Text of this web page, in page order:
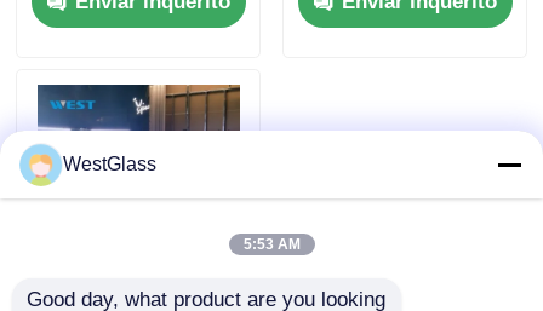
ruído
WestGlass
5:53 AM
Good day, what product are you looking